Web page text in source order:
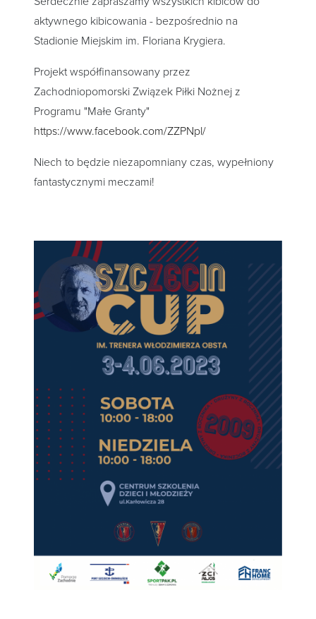
aktywnego kibicowania - bezpośrednio na
Stadionie Miejskim im. Floriana Krygiera.
Projekt współfinansowany przez
Zachodniopomorski Związek Piłki Nożnej z
Programu "Małe Granty"
https://www.facebook.com/ZZPNpl/
Niech to będzie niezapomniany czas, wypełniony
fantastycznymi meczami!